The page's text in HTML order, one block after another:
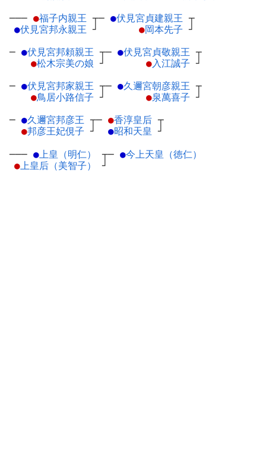
─── ●福子内親王 ┬
●伏見宮邦永親王 ┘
─ ●伏見宮貞建親王 ┬
●岡本先子 ┘
─ ●伏見宮邦頼親王 ┬
●松木宗美の娘 ┘
─ ●伏見宮貞敬親王 ┬
●入江誠子 ┘
─ ●伏見宮邦家親王 ┬
●鳥居小路信子 ┘
─ ●久邇宮朝彦親王 ┬
●泉萬喜子 ┘
─ ●久邇宮邦彦王 ┬
●邦彦王妃俔子 ┘
─ ●香淳皇后 ┬
●昭和天皇 ┘
─── ● 上皇（明仁）
┬
● 上皇后（美智子） ┘
─ ●今上天皇（徳仁）